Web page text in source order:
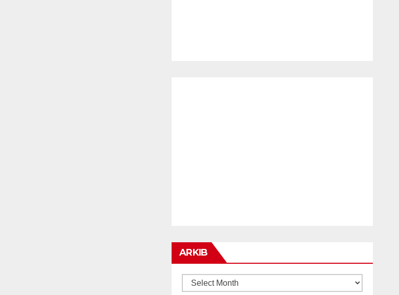
ARKIB
ARKIB